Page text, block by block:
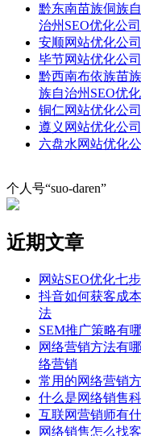
黔东南苗族侗族
治州SEO优化公司
安顺网站优化公
毕节网站优化公
黔西南布依族苗
族自治州SEO优
铜仁网站优化公
遵义网站优化公
六盘水网站优化
个人号“suo-daren”
近期文章
网站SEO优化七
抖音如何获客成
法
SEM推广策略有
网络营销方法有
络营销
常用的网络营销
什么是网络销售科
互联网营销师有
网络销售怎么找